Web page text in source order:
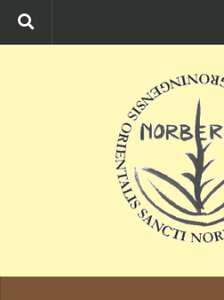
Ga naar de inhoud